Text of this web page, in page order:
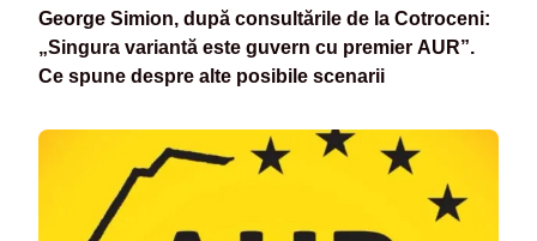
George Simion, după consultările de la Cotroceni:
„Singura variantă este guvern cu premier AUR”.
Ce spune despre alte posibile scenarii